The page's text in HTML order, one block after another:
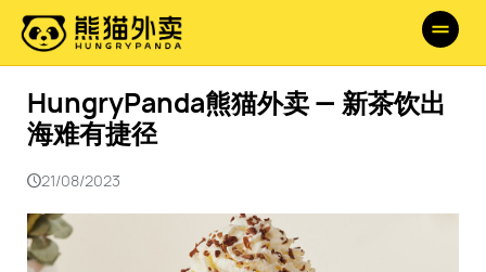
HungryPanda熊猫外卖 — 新茶饮出
海难有捷径
21/08/2023